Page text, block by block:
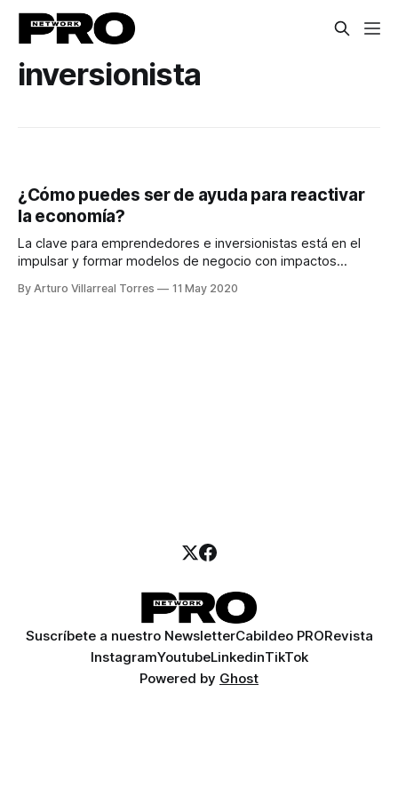
inversionista
¿Cómo puedes ser de ayuda para reactivar
la economía?
La clave para emprendedores e inversionistas está en el
impulsar y formar modelos de negocio con impactos
By Arturo Villarreal Torres 11 May 2020
Suscríbete a nuestro NewsletterCabildeo PRORevista
InstagramYoutubeLinkedinTikTok
Powered by Ghost